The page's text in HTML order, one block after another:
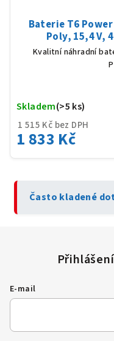
Baterie T6
Poly, 15,4 V,
Kvalitní náhradní
1 515 Kč bez DPH
1 833 Kč
Skladem(>5 ks)
Často kladené
E-mail